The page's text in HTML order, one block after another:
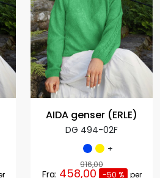
AIDA genser (ERLE)
DG 494-02F
+
916,00
Fra: 458,00 -50 %
per